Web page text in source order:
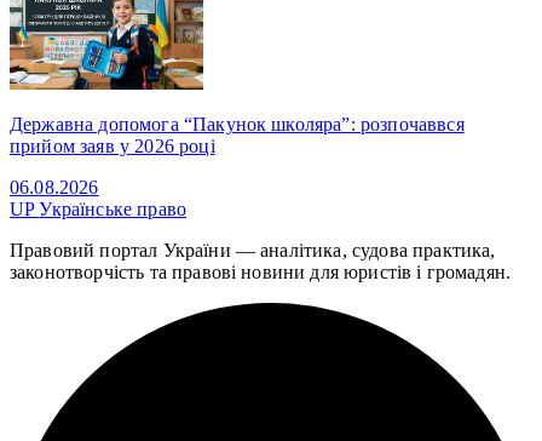
Державна допомога “Пакунок школяра”: розпочаввся
прийом заяв у 2026 році
06.08.2026
UPУкраїнське право
Правовий портал України — аналітика, судова практика,
законотворчість та правові новини для юристів і громадян.